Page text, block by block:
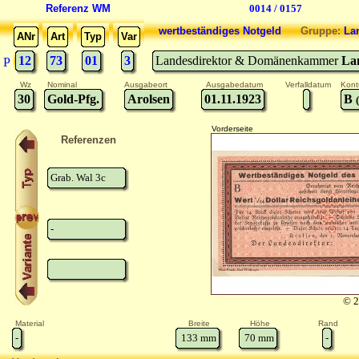
Referenz WM 0014 / 0157
ANr Art Typ Var
P 12 73 01 3
wertbeständiges NotgeldGruppe:
Landesdirektor & Domänenkammer
Wz Nominal Ausgabeort Ausgabedatum Verfalldatum
30 Gold-Pfg. Arolsen 01.11.1923 B
Referenzen
Grab. Wal 3c
-
Vorderseite
©
Material Breite Höhe Rand
- 133 mm 70 mm -